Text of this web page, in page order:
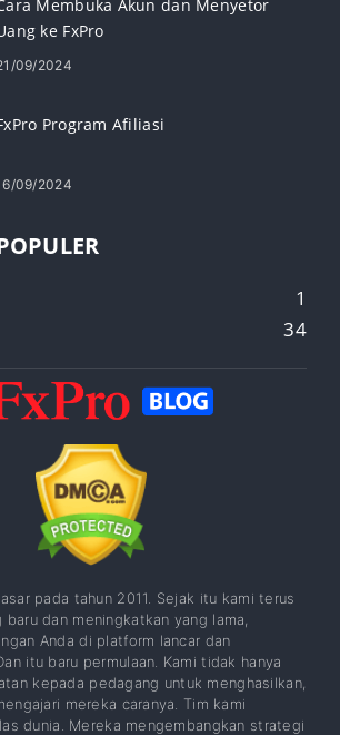
Membuka Akun dan Menyetor
ke FxPro
09/2024
Program Afiliasi
09/2024
1
34
pada tahun 2011. Sejak itu kami terus
dan meningkatkan yang lama,
Anda di platform lancar dan
itu baru permulaan. Kami tidak hanya
kepada pedagang untuk menghasilkan,
mereka caranya. Tim kami
dunia. Mereka mengembangkan strategi